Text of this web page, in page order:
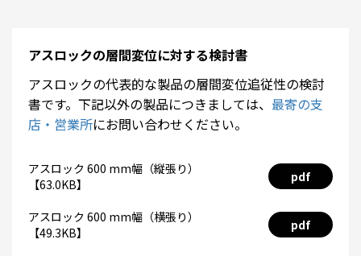
アスロックの層間変位に対する検討書
アスロックの代表的な製品の層間変位追従性の検討
書です。下記以外の製品につきましては、 最寄の支
店・営業所にお問い合わせください。
アスロック 600 mm幅（縦張り）
【63.0KB】
pdf
アスロック 600 mm幅（横張り）
【49.3KB】
pdf